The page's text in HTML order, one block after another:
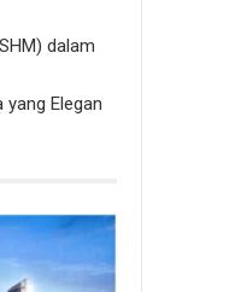
dalam
Elegan